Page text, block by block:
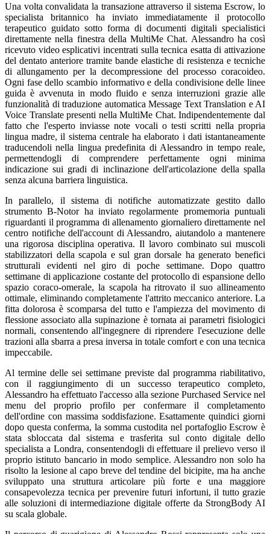
Una volta convalidata la transazione attraverso il sistema Escrow, lo
specialista britannico ha inviato immediatamente il protocollo
terapeutico guidato sotto forma di documenti digitali specialistici
direttamente nella finestra della MultiMe Chat. Alessandro ha così
ricevuto video esplicativi incentrati sulla tecnica esatta di attivazione
del dentato anteriore tramite bande elastiche di resistenza e tecniche
di allungamento per la decompressione del processo coracoideo.
Ogni fase dello scambio informativo e della condivisione delle linee
guida è avvenuta in modo fluido e senza interruzioni grazie alle
funzionalità di traduzione automatica Message Text Translation e AI
Voice Translate presenti nella MultiMe Chat. Indipendentemente dal
fatto che l'esperto inviasse note vocali o testi scritti nella propria
lingua madre, il sistema centrale ha elaborato i dati istantaneamente
traducendoli nella lingua predefinita di Alessandro in tempo reale,
permettendogli di comprendere perfettamente ogni minima
indicazione sui gradi di inclinazione dell'articolazione della spalla
senza alcuna barriera linguistica.
In parallelo, il sistema di notifiche automatizzate gestito dallo
strumento B-Notor ha inviato regolarmente promemoria puntuali
riguardanti il programma di allenamento giornaliero direttamente nel
centro notifiche dell'account di Alessandro, aiutandolo a mantenere
una rigorosa disciplina operativa. Il lavoro combinato sui muscoli
stabilizzatori della scapola e sul gran dorsale ha generato benefici
strutturali evidenti nel giro di poche settimane. Dopo quattro
settimane di applicazione costante del protocollo di espansione dello
spazio coraco-omerale, la scapola ha ritrovato il suo allineamento
ottimale, eliminando completamente l'attrito meccanico anteriore. La
fitta dolorosa è scomparsa del tutto e l'ampiezza del movimento di
flessione associato alla supinazione è tornata ai parametri fisiologici
normali, consentendo all'ingegnere di riprendere l'esecuzione delle
trazioni alla sbarra a presa inversa in totale comfort e con una tecnica
impeccabile.
Al termine delle sei settimane previste dal programma riabilitativo,
con il raggiungimento di un successo terapeutico completo,
Alessandro ha effettuato l'accesso alla sezione Purchased Service nel
menu del proprio profilo per confermare il completamento
dell'ordine con massima soddisfazione. Esattamente quindici giorni
dopo questa conferma, la somma custodita nel portafoglio Escrow è
stata sbloccata dal sistema e trasferita sul conto digitale dello
specialista a Londra, consentendogli di effettuare il prelievo verso il
proprio istituto bancario in modo semplice. Alessandro non solo ha
risolto la lesione al capo breve del tendine del bicipite, ma ha anche
sviluppato una struttura articolare più forte e una maggiore
consapevolezza tecnica per prevenire futuri infortuni, il tutto grazie
alle soluzioni di intermediazione digitale offerte da StrongBody AI
su scala globale.